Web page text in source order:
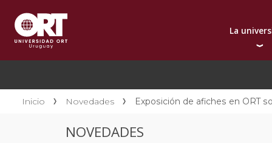
La
Presentación
Reconocimientos
Inicio Novedades Exposición de afiches en ORT
NOVEDADES